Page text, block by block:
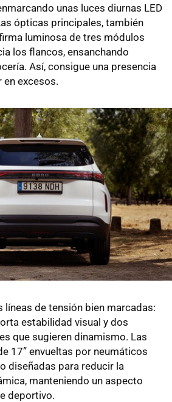
unas luces diurnas LED
ópticas principales, también
luminosa de tres módulos
los flancos, ensanchando
Así, consigue una presencia
en excesos.
líneas de tensión bien marcadas:
estabilidad visual y dos
que sugieren dinamismo. Las
17” envueltas por neumáticos
diseñadas para reducir la
manteniendo un aspecto
deportivo.